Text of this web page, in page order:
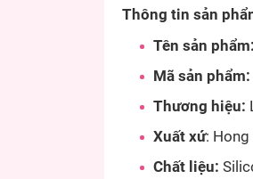
Thông tin sản
Tên sản phẩm:
Mã sản phẩm:
Thương hiệu:
Xuất xứ: Hong
Chất liệu: